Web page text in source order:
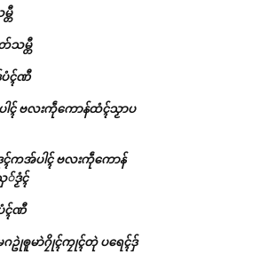
တီ
သမ္တီ
ပံၚ်ဏီ
ဗလးကဵုကောန်ထံၚ်သၟာပ
အ်ပါၚ် ဗလးကဵုကောန်
ဒၟံၚ်
ပံၚ်ဏီ
ဥုဲၜူမာဲဂၠိုၚ်ကၠုၚ်တုဲ ပရေၚ်ဒှ်